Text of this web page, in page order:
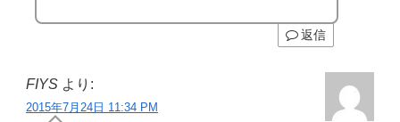
返信
FIYS より:
2015年7月24日 11:34 PM